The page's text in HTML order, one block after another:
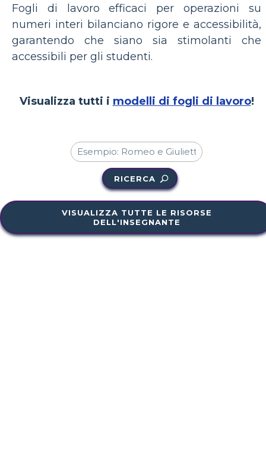
Fogli di lavoro efficaci per operazioni su
numeri interi bilanciano rigore e accessibilità,
garantendo che siano sia stimolanti che
accessibili per gli studenti.
Visualizza tutti i modelli di fogli di lavoro!
RICERCA
VISUALIZZA TUTTE LE RISORSE
DELL'INSEGNANTE